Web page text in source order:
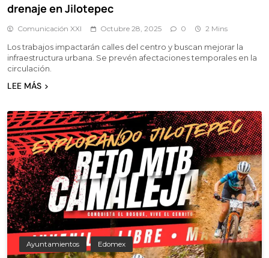
drenaje en Jilotepec
Comunicación XXI Octubre 28, 2025 0 2 Mins
Los trabajos impactarán calles del centro y buscan mejorar la
infraestructura urbana. Se prevén afectaciones temporales en la
circulación.
LEE MÁS
Ayuntamientos Edomex